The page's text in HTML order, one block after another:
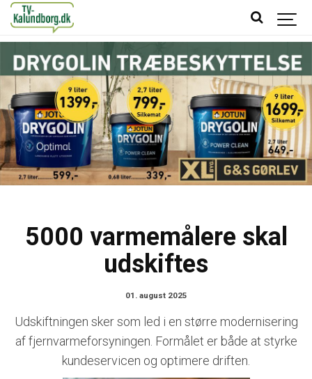
5000 varmemålere skal
udskiftes
01. august 2025
Udskiftningen sker som led i en større modernisering
af fjernvarmeforsyningen. Formålet er både at styrke
kundeservicen og optimere driften.